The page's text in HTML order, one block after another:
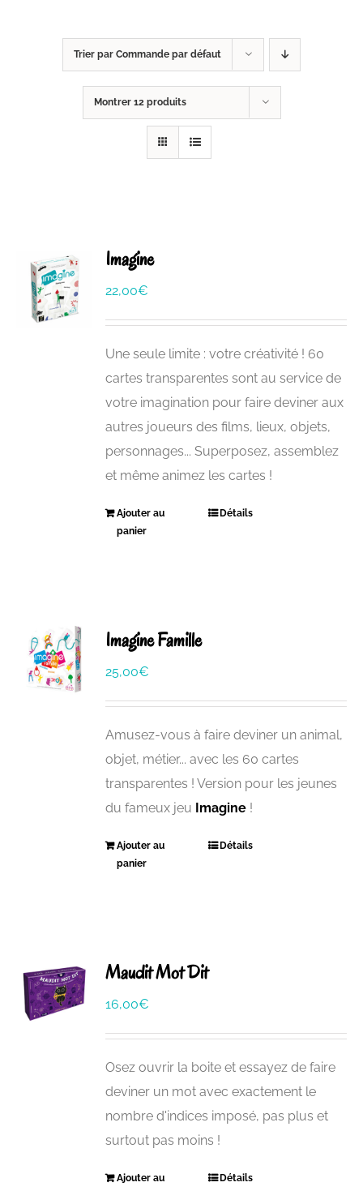
Trier par Commande par défaut
Montrer 12 produits
Imagine
22,00€
Une seule limite : votre créativité ! 60
cartes transparentes sont au service de
votre imagination pour faire deviner aux
autres joueurs des films, lieux, objets,
personnages... Superposez, assemblez
et même animez les cartes !
Ajouter au
panier
Détails
Imagine Famille
25,00€
Amusez-vous à faire deviner un animal,
objet, métier... avec les 60 cartes
transparentes ! Version pour les jeunes
du fameux jeu Imagine !
Ajouter au
panier
Détails
Maudit Mot Dit
16,00€
Osez ouvrir la boite et essayez de faire
deviner un mot avec exactement le
nombre d'indices imposé, pas plus et
surtout pas moins !
Ajouter au
Détails